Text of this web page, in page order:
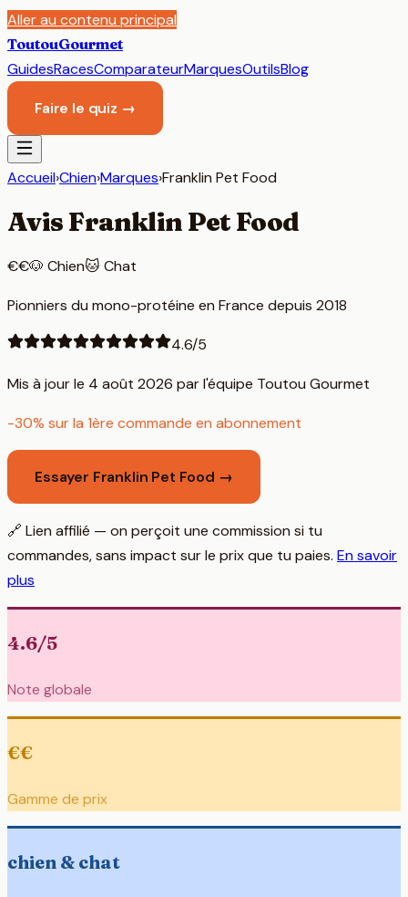
Aller au contenu principal
ToutouGourmet
GuidesRacesComparateurMarquesOutilsBlog
Faire le quiz →
Accueil›Chien›Marques›Franklin Pet Food
Avis Franklin Pet Food
€€🐶 Chien🐱 Chat
Pionniers du mono-protéine en France depuis 2018
4.6/5
Mis à jour le 4 août 2026 par l'équipe Toutou Gourmet
-30% sur la 1ère commande en abonnement
Essayer Franklin Pet Food →
🔗 Lien affilié — on perçoit une commission si tu
commandes, sans impact sur le prix que tu paies. En savoir
plus
4.6/5
Note globale
€€
Gamme de prix
chien & chat